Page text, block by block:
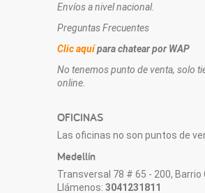
Envíos a nivel nacional.
Preguntas Frecuentes
Clic aquípara chatear por WAP
No tenemos punto de venta, solo
online.
OFICINAS
Las oficinas no son puntos de
Medellín
Transversal 78 # 65 - 200, Barrio
Llámenos:3041231811